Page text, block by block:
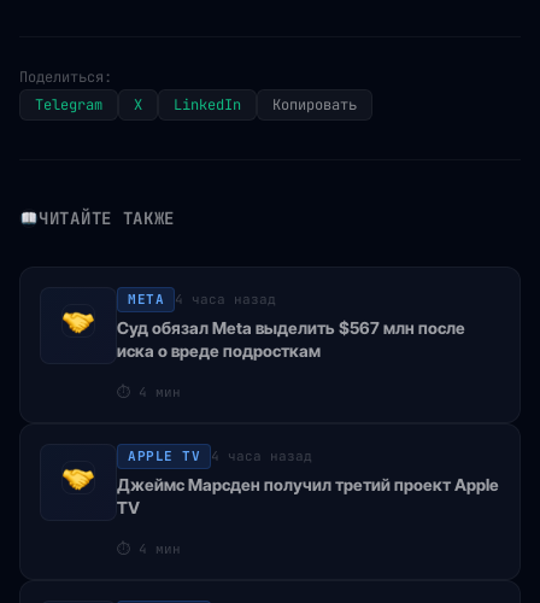
Поделиться:
Telegram
X LinkedIn Копировать
ЧИТАЙТЕ ТАКЖЕ
META 4 часа назад
Суд обязал Meta выделить $567 млн после
иска о вреде подросткам
⏱ 4 мин
APPLE TV 4 часа назад
Джеймс Марсден получил третий проект Apple
TV
⏱ 4 мин